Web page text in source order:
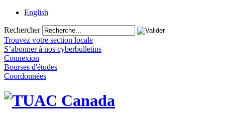
English
Rechercher
Trouvez votre section locale
S’abonner à nos cyberbulletins
Connexion
Bourses d'études
Coordonnées